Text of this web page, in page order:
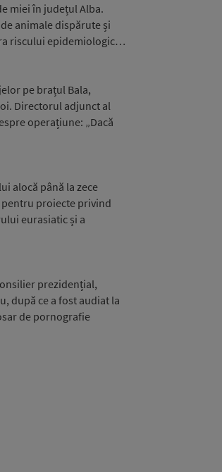
miei în județul Alba.
de animale dispărute și
riscului epidemiologic…
pe brațul Bala,
Directorul adjunct al
operațiune: „Dacă
alocă până la zece
proiecte privind
eurasiatic și a
prezidențial,
după ce a fost audiat la
de pornografie